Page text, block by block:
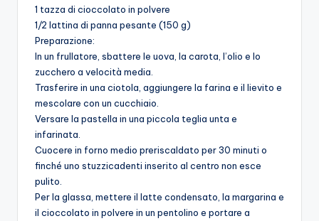
1 tazza di cioccolato in polvere
1/2 lattina di panna pesante (150 g)
Preparazione:
In un frullatore, sbattere le uova, la carota, l’olio e lo
zucchero a velocità media.
Trasferire in una ciotola, aggiungere la farina e il lievito e
mescolare con un cucchiaio.
Versare la pastella in una piccola teglia unta e
infarinata.
Cuocere in forno medio preriscaldato per 30 minuti o
finché uno stuzzicadenti inserito al centro non esce
pulito.
Per la glassa, mettere il latte condensato, la margarina e
il cioccolato in polvere in un pentolino e portare a